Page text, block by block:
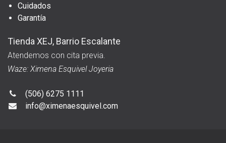
Cuidados
Garantía
Tienda XEJ, Barrio Escalante
Atendemos con cita previa.
Waze: Ximena Esquivel Joyeria
(506) 6275 1111
info@ximenaesquivel.com